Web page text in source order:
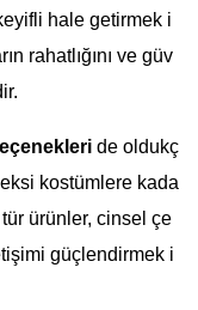
hale getirmek i
rahatlığını ve güv
de oldukç
kostümlere kada
ürünler, cinsel çe
güçlendirmek i